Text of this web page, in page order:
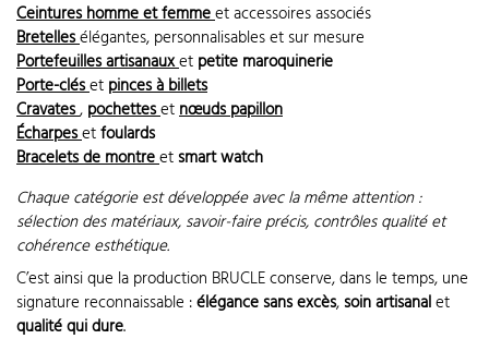
Ceintures homme et femmeet accessoires associés
Bretellesélégantes, personnalisables et sur mesure
Portefeuilles artisanauxet petite maroquinerie
Porte-cléset pinces à billets
Cravates, pochettesetnœuds papillon
Écharpesetfoulards
Bracelets de montreetsmart watch
Chaque catégorie est développée avec la même attention :
sélection des matériaux, savoir-faire précis, contrôles qualité et
cohérence esthétique.
C’est ainsi que la production BRUCLE conserve, dans le temps, une
signature reconnaissable :élégance sans excès,soin artisanalet
qualité qui dure.